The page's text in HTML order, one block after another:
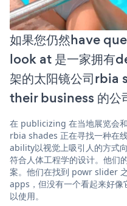
如果您仍然have
look at 是一家拥有
架的太阳镜公司rbia
their business 的公
在 publicizing 在当地展览会
rbia shades 正在寻找一种在
ability以视觉上吸引人的方式
符合人体工程学的设计。他们
案。他们在找到 powr slider
apps，但没有一个看起来好像
以使用。